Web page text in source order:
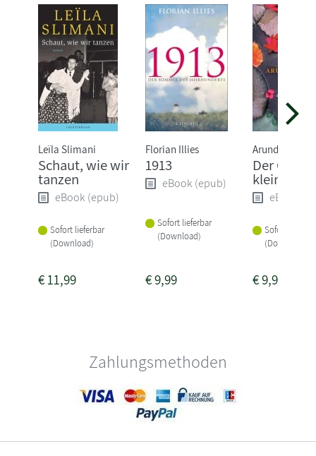
Leïla Slimani
Schaut, wie wir
tanzen
eBook (epub)
Sofort lieferbar
(Download)
€11,99
Florian Illies
1913
eBook (epub)
Sofort lieferbar
(Download)
€9,99
Arundhati Roy
Der Gott
kleinen
eBook
Sofort
(Download)
€9,99
Zahlungsmethoden